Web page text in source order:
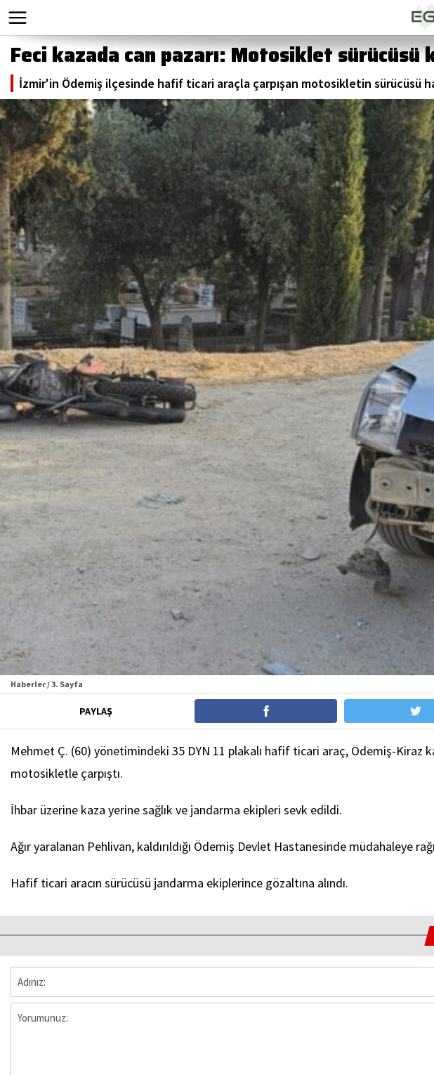
Feci kazada can pazarı: Motosiklet sürücüsü
İzmir'in Ödemiş ilçesinde hafif ticari araçla çarpışan motosikletin sürücüsü
Haberler / 3. Sayfa
PAYLAŞ
Mehmet Ç. (60) yönetimindeki 35 DYN 11 plakalı hafif ticari araç, Ödemiş-Kiraz
motosikletle çarpıştı.
İhbar üzerine kaza yerine sağlık ve jandarma ekipleri sevk edildi.
Ağır yaralanan Pehlivan, kaldırıldığı Ödemiş Devlet Hastanesinde müdahaleye
Hafif ticari aracın sürücüsü jandarma ekiplerince gözaltına alındı.